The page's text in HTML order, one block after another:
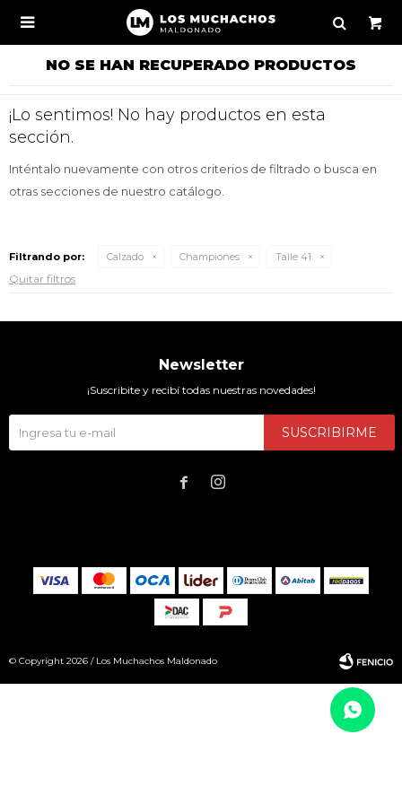

NO SE HAN RECUPERADO PRODUCTOS
¡Lo sentimos! No hay productos en esta
sección.
Inténtalo nuevamente con otros criterios de filtrado o busca en
otras secciones de nuestro catálogo.
Filtrando por: Calzado Championes Talle 41
Quitar filtros
Newsletter
¡Suscribite y recibí todas nuestras novedades!
SUSCRIBIRME
 
© Copyright 2026 / Los Muchachos Maldonado